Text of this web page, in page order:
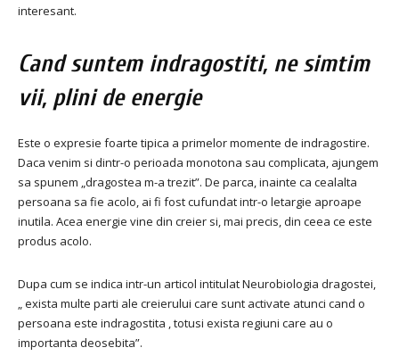
interesant.
Cand suntem indragostiti, ne simtim
vii, plini de energie
Este o expresie foarte tipica a primelor momente de indragostire.
Daca venim si dintr-o perioada monotona sau complicata, ajungem
sa spunem „dragostea m-a trezit”. De parca, inainte ca cealalta
persoana sa fie acolo, ai fi fost cufundat intr-o letargie aproape
inutila. Acea energie vine din creier si, mai precis, din ceea ce este
produs acolo.
Dupa cum se indica intr-un articol intitulat Neurobiologia dragostei,
„ exista multe parti ale creierului care sunt activate atunci cand o
persoana este indragostita , totusi exista regiuni care au o
importanta deosebita”.